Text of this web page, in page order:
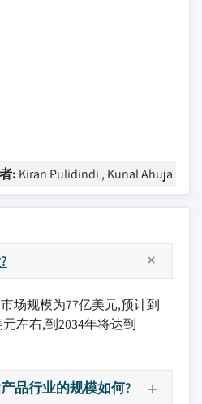
: Kiran Pulidindi , Kunal Ahuja
场规模为77亿美元,预计到
左右,到2034年将达到
品行业的规模如何?